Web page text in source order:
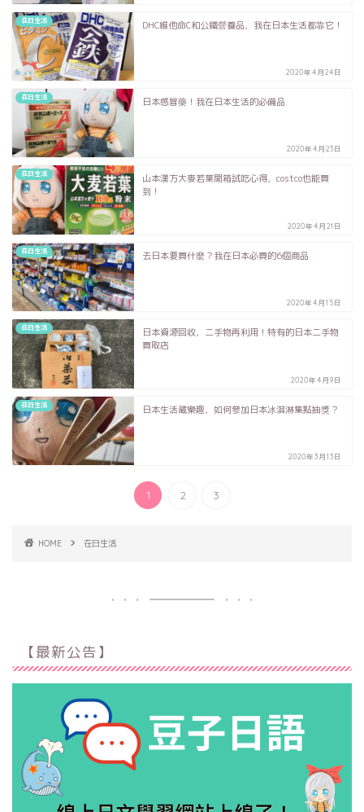
在日生活 DHC維他命C和公鐵營養品，我在日本生活都靠它！
2020年4月24日
在日生活 日本感冒藥！我在日本生活的必備品
2020年4月23日
在日生活
山本漢方大麥若葉開箱試吃心得，costco也能買
到！
2020年4月21日
在日生活 去日本要買什麼？我在日本必買的6個商品
2020年4月15日
在日生活
日本資源回收，二手物再利用！特有的日本二手物
買取店
2020年4月9日
在日生活 日本生活藏樂趣，如何參加日本冰淇淋集點抽獎？
2020年3月13日
1 2 3
HOME 在日生活
【最新公告】